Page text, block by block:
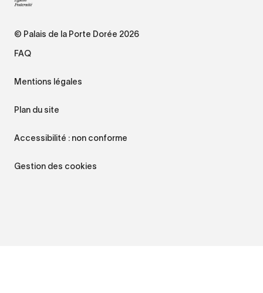
© Palais de la Porte Dorée 2026
FAQ
Mentions légales
Plan du site
Accessibilité : non conforme
Gestion des cookies